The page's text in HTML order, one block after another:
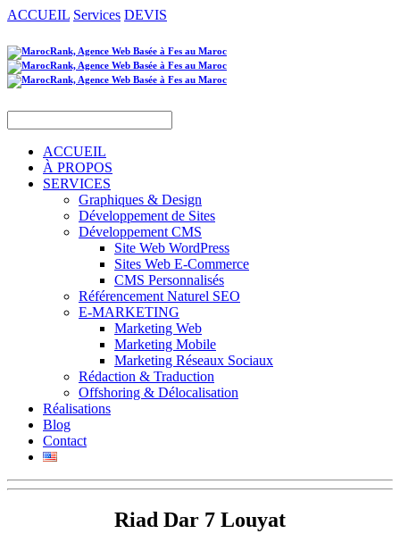
ACCUEIL Services DEVIS
ACCUEIL
À PROPOS
SERVICES
Graphiques & Design
Développement de Sites
Développement CMS
Site Web WordPress
Sites Web E-Commerce
CMS Personnalisés
Référencement Naturel SEO
E-MARKETING
Marketing Web
Marketing Mobile
Marketing Réseaux Sociaux
Rédaction & Traduction
Offshoring & Délocalisation
Réalisations
Blog
Contact
Riad Dar 7 Louyat